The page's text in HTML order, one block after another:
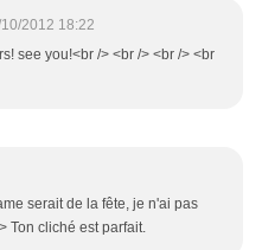
2012 18:22
see you!<br /> <br /> <br /> <br
serait de la fête, je n'ai pas
Ton cliché est parfait.